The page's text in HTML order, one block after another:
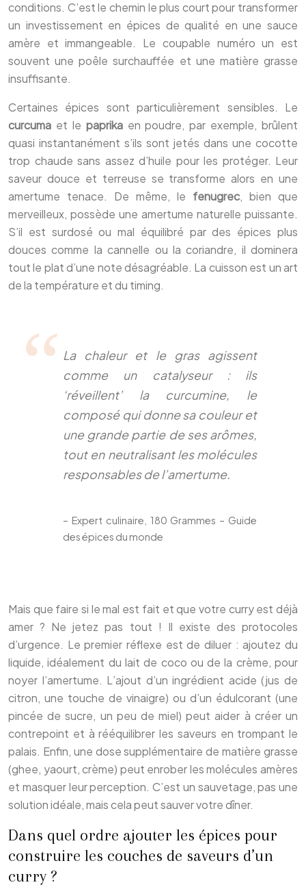
conditions. C’est le chemin le plus court pour transformer
un investissement en épices de qualité en une sauce
amère et immangeable. Le coupable numéro un est
souvent une poêle surchauffée et une matière grasse
insuffisante.
Certaines épices sont particulièrement sensibles. Le
curcuma et le paprikaen poudre, par exemple, brûlent
quasi instantanément s’ils sont jetés dans une cocotte
trop chaude sans assez d’huile pour les protéger. Leur
saveur douce et terreuse se transforme alors en une
amertume tenace. De même, le fenugrec, bien que
merveilleux, possède une amertume naturelle puissante.
S’il est surdosé ou mal équilibré par des épices plus
douces comme la cannelle ou la coriandre, il dominera
tout le plat d’une note désagréable. La cuisson est un art
de la température et du timing.
La chaleur et le gras agissent
comme un catalyseur : ils
‘réveillent’ la curcumine, le
composé qui donne sa couleur et
une grande partie de ses arômes,
tout en neutralisant les molécules
responsables de l’amertume.
– Expert culinaire, 180 Grammes – Guide
des épices du monde
Mais que faire si le mal est fait et que votre curry est déjà
amer ? Ne jetez pas tout ! Il existe des protocoles
d’urgence. Le premier réflexe est de diluer : ajoutez du
liquide, idéalement du lait de coco ou de la crème, pour
noyer l’amertume. L’ajout d’un ingrédient acide (jus de
citron, une touche de vinaigre) ou d’un édulcorant (une
pincée de sucre, un peu de miel) peut aider à créer un
contrepoint et à rééquilibrer les saveurs en trompant le
palais. Enfin, une dose supplémentaire de matière grasse
(ghee, yaourt, crème) peut enrober les molécules amères
et masquer leur perception. C’est un sauvetage, pas une
solution idéale, mais cela peut sauver votre dîner.
Dans quel ordre ajouter les épices pour
construire les couches de saveurs d’un
curry ?